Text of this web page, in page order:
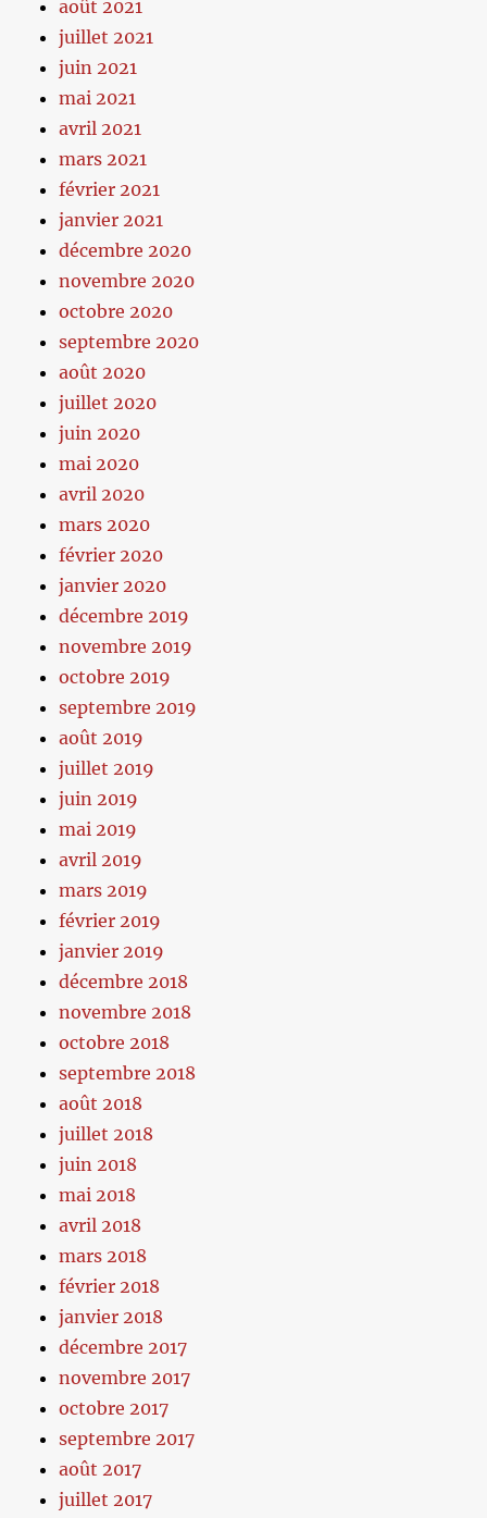
août 2021
juillet 2021
juin 2021
mai 2021
avril 2021
mars 2021
février 2021
janvier 2021
décembre 2020
novembre 2020
octobre 2020
septembre 2020
août 2020
juillet 2020
juin 2020
mai 2020
avril 2020
mars 2020
février 2020
janvier 2020
décembre 2019
novembre 2019
octobre 2019
septembre 2019
août 2019
juillet 2019
juin 2019
mai 2019
avril 2019
mars 2019
février 2019
janvier 2019
décembre 2018
novembre 2018
octobre 2018
septembre 2018
août 2018
juillet 2018
juin 2018
mai 2018
avril 2018
mars 2018
février 2018
janvier 2018
décembre 2017
novembre 2017
octobre 2017
septembre 2017
août 2017
juillet 2017